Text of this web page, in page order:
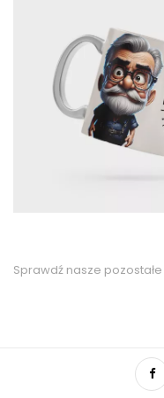
Sprawdź nasze pozostałe